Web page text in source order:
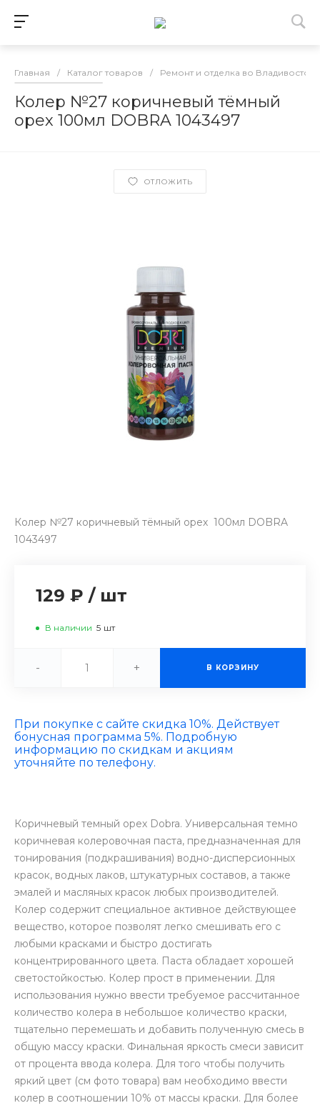
Главная / Каталог товаров / Ремонт и отделка во Владивостоке
Колер №27 коричневый тёмный
орех 100мл DOBRA 1043497
ОТЛОЖИТЬ
Колер №27 коричневый тёмный орех 100мл DOBRA
1043497
129 ₽ / шт
В наличии 5 шт
- + В КОРЗИНУ
При покупке с сайте скидка 10%. Действует
бонусная программа 5%. Подробную
информацию по скидкам и акциям
уточняйте по телефону.
Коричневый темный орех Dobra. Универсальная темно
коричневая колеровочная паста, предназначенная для
тонирования (подкрашивания) водно-дисперсионных
красок, водных лаков, штукатурных составов, а также
эмалей и масляных красок любых производителей.
Колер содержит специальное активное действующее
вещество, которое позволят легко смешивать его с
любыми красками и быстро достигать
концентрированного цвета. Паста обладает хорошей
светостойкостью. Колер прост в применении. Для
использования нужно ввести требуемое рассчитанное
количество колера в небольшое количество краски,
тщательно перемешать и добавить полученную смесь в
общую массу краски. Финальная яркость смеси зависит
от процента ввода колера. Для того чтобы получить
яркий цвет (см фото товара) вам необходимо ввести
колер в соотношении 10% от массы краски. Для более